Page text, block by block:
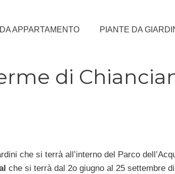
APPARTAMENTO PIANTE DA
di
che si terrà all’interno del Parco
che si terrà dal 2o giugno al 25 settembre